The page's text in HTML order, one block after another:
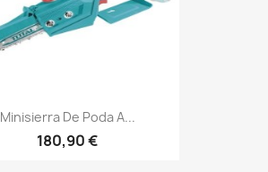
Minisierra De Poda A...
180,90 €